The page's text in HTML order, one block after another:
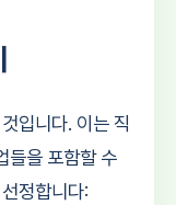
입니다. 이는 직
들을 포함할 수
정합니다: